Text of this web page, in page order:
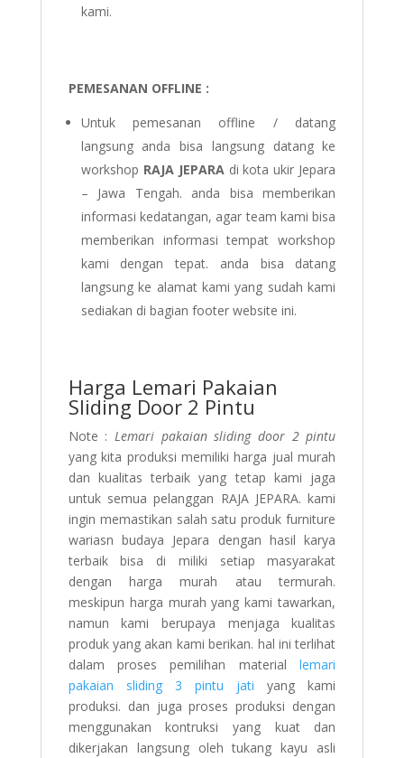
kami.
PEMESANAN OFFLINE :
Untuk pemesanan offline / datang
langsung anda bisa langsung datang ke
workshop RAJA JEPARAdi kota ukir Jepara
– Jawa Tengah. anda bisa memberikan
informasi kedatangan, agar team kami bisa
memberikan informasi tempat workshop
kami dengan tepat. anda bisa datang
langsung ke alamat kami yang sudah kami
sediakan di bagian footer website ini.
Harga Lemari Pakaian
Sliding Door 2 Pintu
Note :Lemari pakaian sliding door 2 pintu
yang kita produksi memiliki harga jual murah
dan kualitas terbaik yang tetap kami jaga
untuk semua pelanggan RAJA JEPARA. kami
ingin memastikan salah satu produk furniture
wariasn budaya Jepara dengan hasil karya
terbaik bisa di miliki setiap masyarakat
dengan harga murah atau termurah.
meskipun harga murah yang kami tawarkan,
namun kami berupaya menjaga kualitas
produk yang akan kami berikan. hal ini terlihat
dalam proses pemilihan materiallemari
pakaian sliding 3 pintu jati yang kami
produksi. dan juga proses produksi dengan
menggunakan kontruksi yang kuat dan
dikerjakan langsung oleh tukang kayu asli